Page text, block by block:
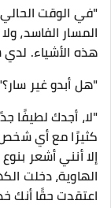
"في الوقت
المسار الفاسد،
هذه الأشياء.
"هل أبدو غير
"لا، أجدك لطيفًا
كثيرًا مع أي
إلا أنني أشعر
الهاوية، دخلت
اعتقدت حقًا أنك